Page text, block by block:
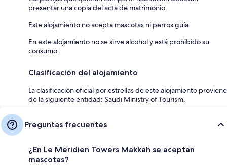
presentar una copia del acta de matrimonio.
Este alojamiento no acepta mascotas ni perros guía.
En este alojamiento no se sirve alcohol y está prohibido su
consumo.
Clasificación del alojamiento
La clasificación oficial por estrellas de este alojamiento proviene
de la siguiente entidad: Saudi Ministry of Tourism.
Preguntas frecuentes
¿En Le Meridien Towers Makkah se aceptan
mascotas?